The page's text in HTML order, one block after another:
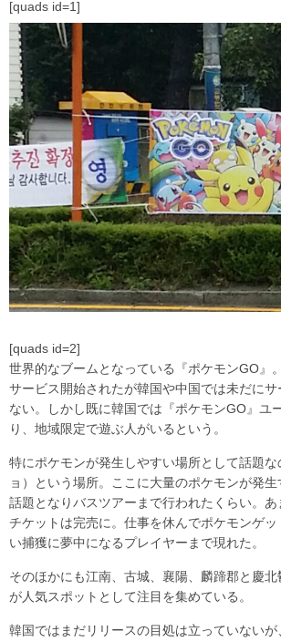
[quads id=1]
[quads id=2]
世界的なブームとなっている『ポケモンGO』
サービス開始されたが韓国や中国では未だに
ない。しかし既に韓国では『ポケモンGO』ユ
り、地域限定で遊ぶ人がいるという。
特にポケモンが発生しやすい場所として話題
ョ）という場所。ここに大量のポケモンが発生
話題となりバスツアーまで行われたくらい。あ
チケットは完売に。仕事を休んでポケモンゲ
い捕獲に夢中になるプレイヤーまで現れた。
そのほかにも江南、古城、襄陽、麟蹄郡と慶
が人気スポットとして注目を集めている。
韓国ではまだリリースの目処は立っていない